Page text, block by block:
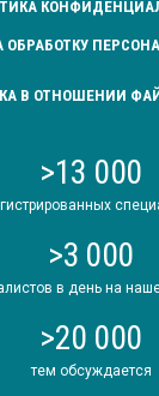
ОБРАБОТКУ
В ОТНОШЕНИИ
>13 000
>3 000
в день на
>20 000
тем обсуждается